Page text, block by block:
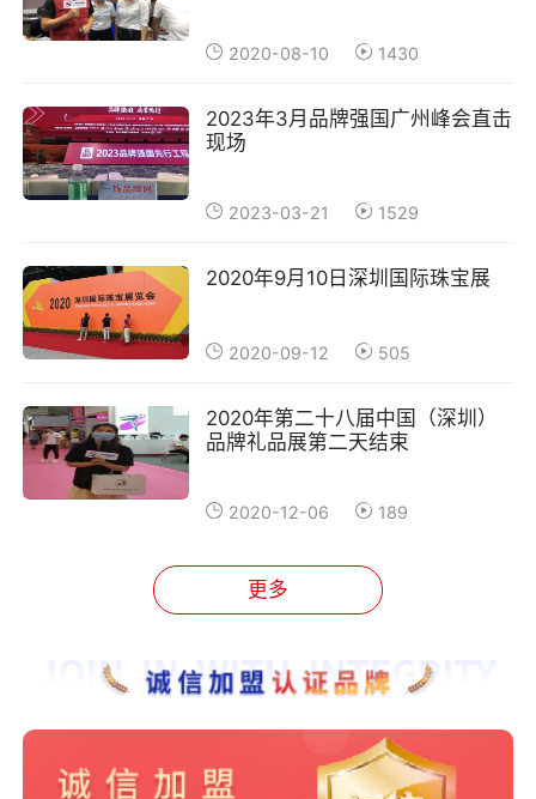
2020-08-10 1430
2023年3月品牌强国广州峰会直击
现场
2023-03-21 1529
2020年9月10日深圳国际珠宝展
2020-09-12 505
2020年第二十八届中国（深圳）
品牌礼品展第二天结束
2020-12-06 189
更多